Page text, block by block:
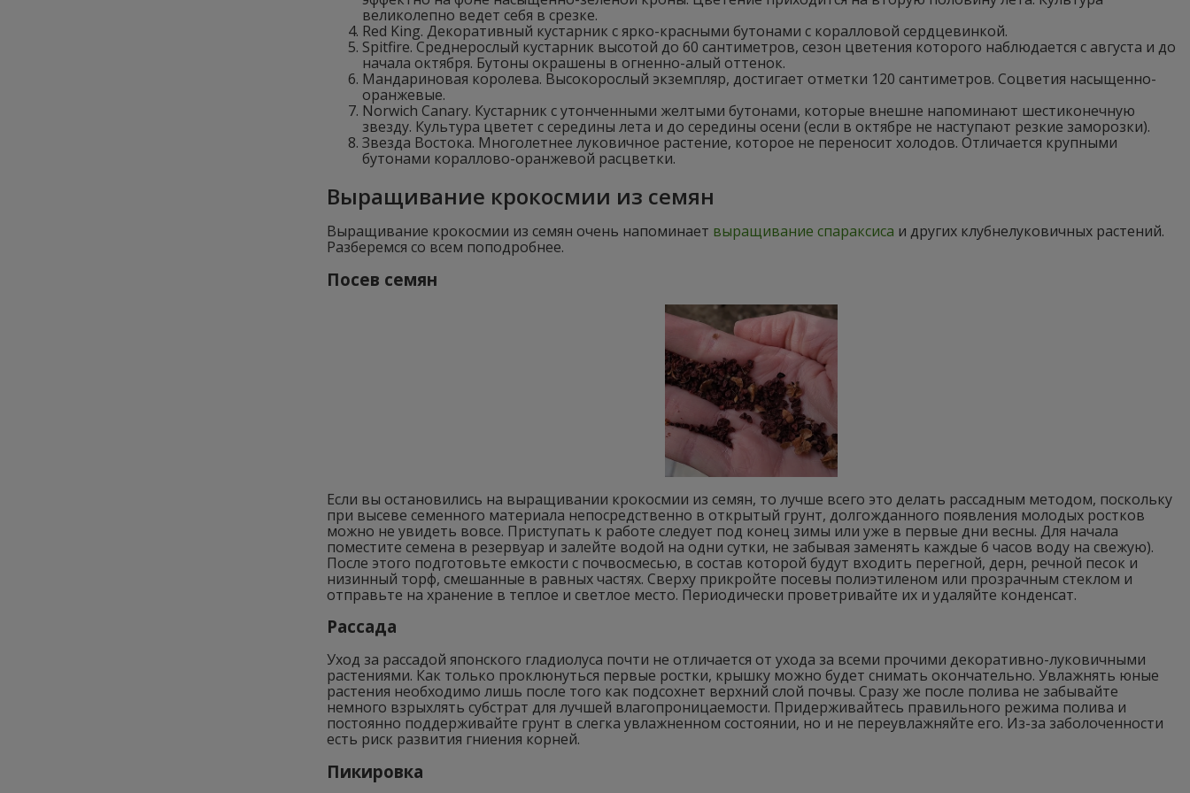
великолепно ведет себя в срезке.
Red King. Декоративный кустарник с ярко-красными бутонами с коралловой сердцевинкой.
Spitfire. Среднерослый кустарник высотой до 60 сантиметров, сезон цветения которого наблюдается с августа и до
начала октября. Бутоны окрашены в огненно-алый оттенок.
Мандариновая королева. Высокорослый экземпляр, достигает отметки 120 сантиметров. Соцветия насыщенно-
оранжевые.
Norwich Canary. Кустарник с утонченными желтыми бутонами, которые внешне напоминают шестиконечную
звезду. Культура цветет с середины лета и до середины осени (если в октябре не наступают резкие заморозки).
Звезда Востока. Многолетнее луковичное растение, которое не переносит холодов. Отличается крупными
бутонами кораллово-оранжевой расцветки.
Выращивание крокосмии из семян
Выращивание крокосмии из семян очень напоминает выращивание спараксиса и других клубнелуковичных растений.
Разберемся со всем поподробнее.
Посев семян
Если вы остановились на выращивании крокосмии из семян, то лучше всего это делать рассадным методом, поскольку
при высеве семенного материала непосредственно в открытый грунт, долгожданного появления молодых ростков
можно не увидеть вовсе. Приступать к работе следует под конец зимы или уже в первые дни весны. Для начала
поместите семена в резервуар и залейте водой на одни сутки, не забывая заменять каждые 6 часов воду на свежую).
После этого подготовьте емкости с почвосмесью, в состав которой будут входить перегной, дерн, речной песок и
низинный торф, смешанные в равных частях. Сверху прикройте посевы полиэтиленом или прозрачным стеклом и
отправьте на хранение в теплое и светлое место. Периодически проветривайте их и удаляйте конденсат.
Рассада
Уход за рассадой японского гладиолуса почти не отличается от ухода за всеми прочими декоративно-луковичными
растениями. Как только проклюнуться первые ростки, крышку можно будет снимать окончательно. Увлажнять юные
растения необходимо лишь после того как подсохнет верхний слой почвы. Сразу же после полива не забывайте
немного взрыхлять субстрат для лучшей влагопроницаемости. Придерживайтесь правильного режима полива и
постоянно поддерживайте грунт в слегка увлажненном состоянии, но и не переувлажняйте его. Из-за заболоченности
есть риск развития гниения корней.
Пикировка